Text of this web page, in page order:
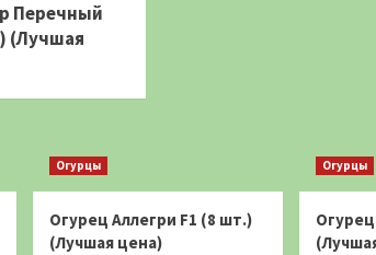
Перечный
(Лучшая
Огурцы
Огурец Аллегри F1 (8 шт.)
(Лучшая цена)
Огурцы